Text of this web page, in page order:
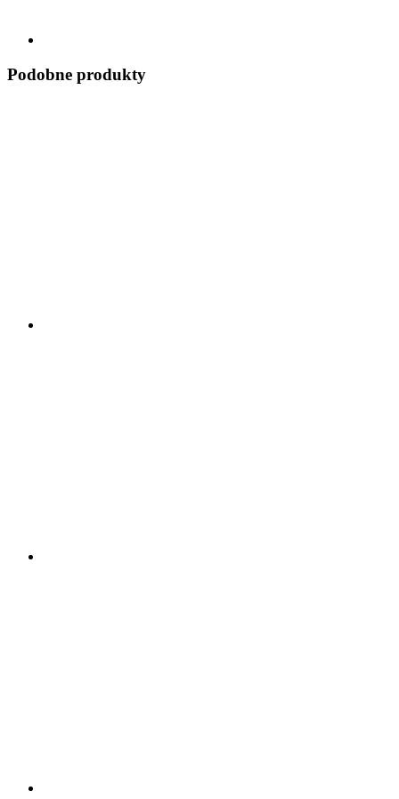
Podobne produkty